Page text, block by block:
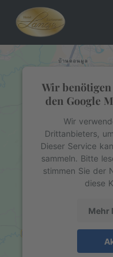
Wir
den Google
Wir
Drittanbieters,
Dieser Service
sammeln. Bitte
stimmen Sie der
diese
Mehr